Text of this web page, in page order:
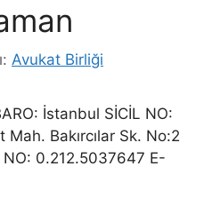
Avukat Birliği
İstanbul SİCİL NO:
Bakırcılar Sk. No:2
0.212.5037647 E-